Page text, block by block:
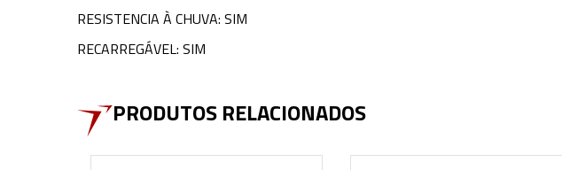
RESISTENCIA À CHUVA: SIM
RECARREGÁVEL: SIM
PRODUTOS RELACIONADOS